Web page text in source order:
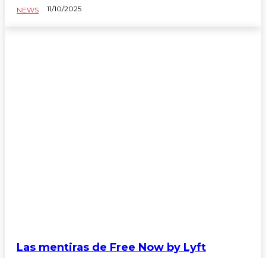
NEWS 11/10/2025
Las mentiras de Free Now by Lyft